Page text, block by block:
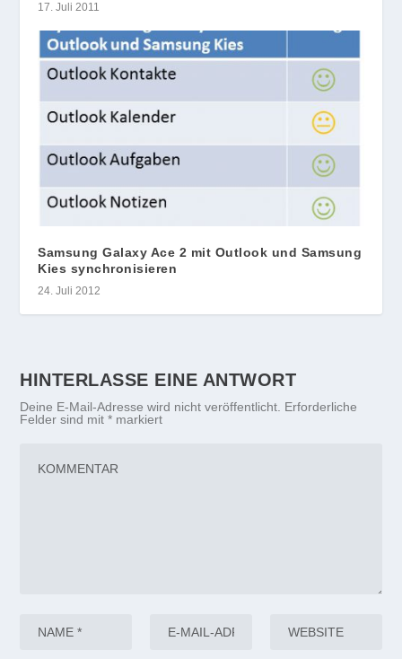
17. Juli 2011
Samsung Galaxy Ace 2 mit Outlook und Samsung
Kies synchronisieren
24. Juli 2012
HINTERLASSE EINE ANTWORT
Deine E-Mail-Adresse wird nicht veröffentlicht. Erforderliche
Felder sind mit* markiert